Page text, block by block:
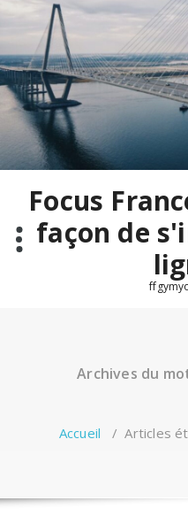
contenu
Focus
façon de
Archives du
Accueil /Articles